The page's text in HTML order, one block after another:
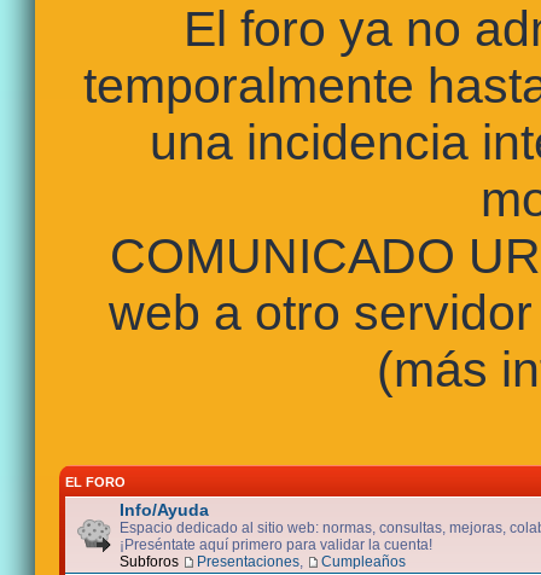
El foro ya no
temporalmente
una incidencia
COMUNICADO
web a otro
(más
EL FORO
Info/Ayuda
Espacio dedicado al sitio web: normas, consultas, mejoras,
¡Preséntate aquí primero para validar la cuenta!
Subforos
Presentaciones Cumpleaños